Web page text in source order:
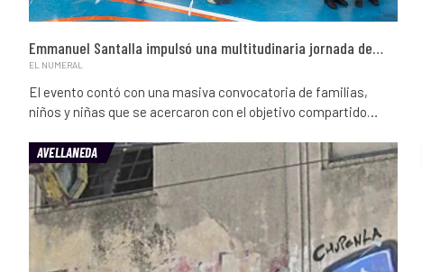
Emmanuel Santalla impulsó una multitudinaria jornada de…
EL NUMERAL
El evento contó con una masiva convocatoria de familias,
niños y niñas que se acercaron con el objetivo compartido…
AVELLANEDA